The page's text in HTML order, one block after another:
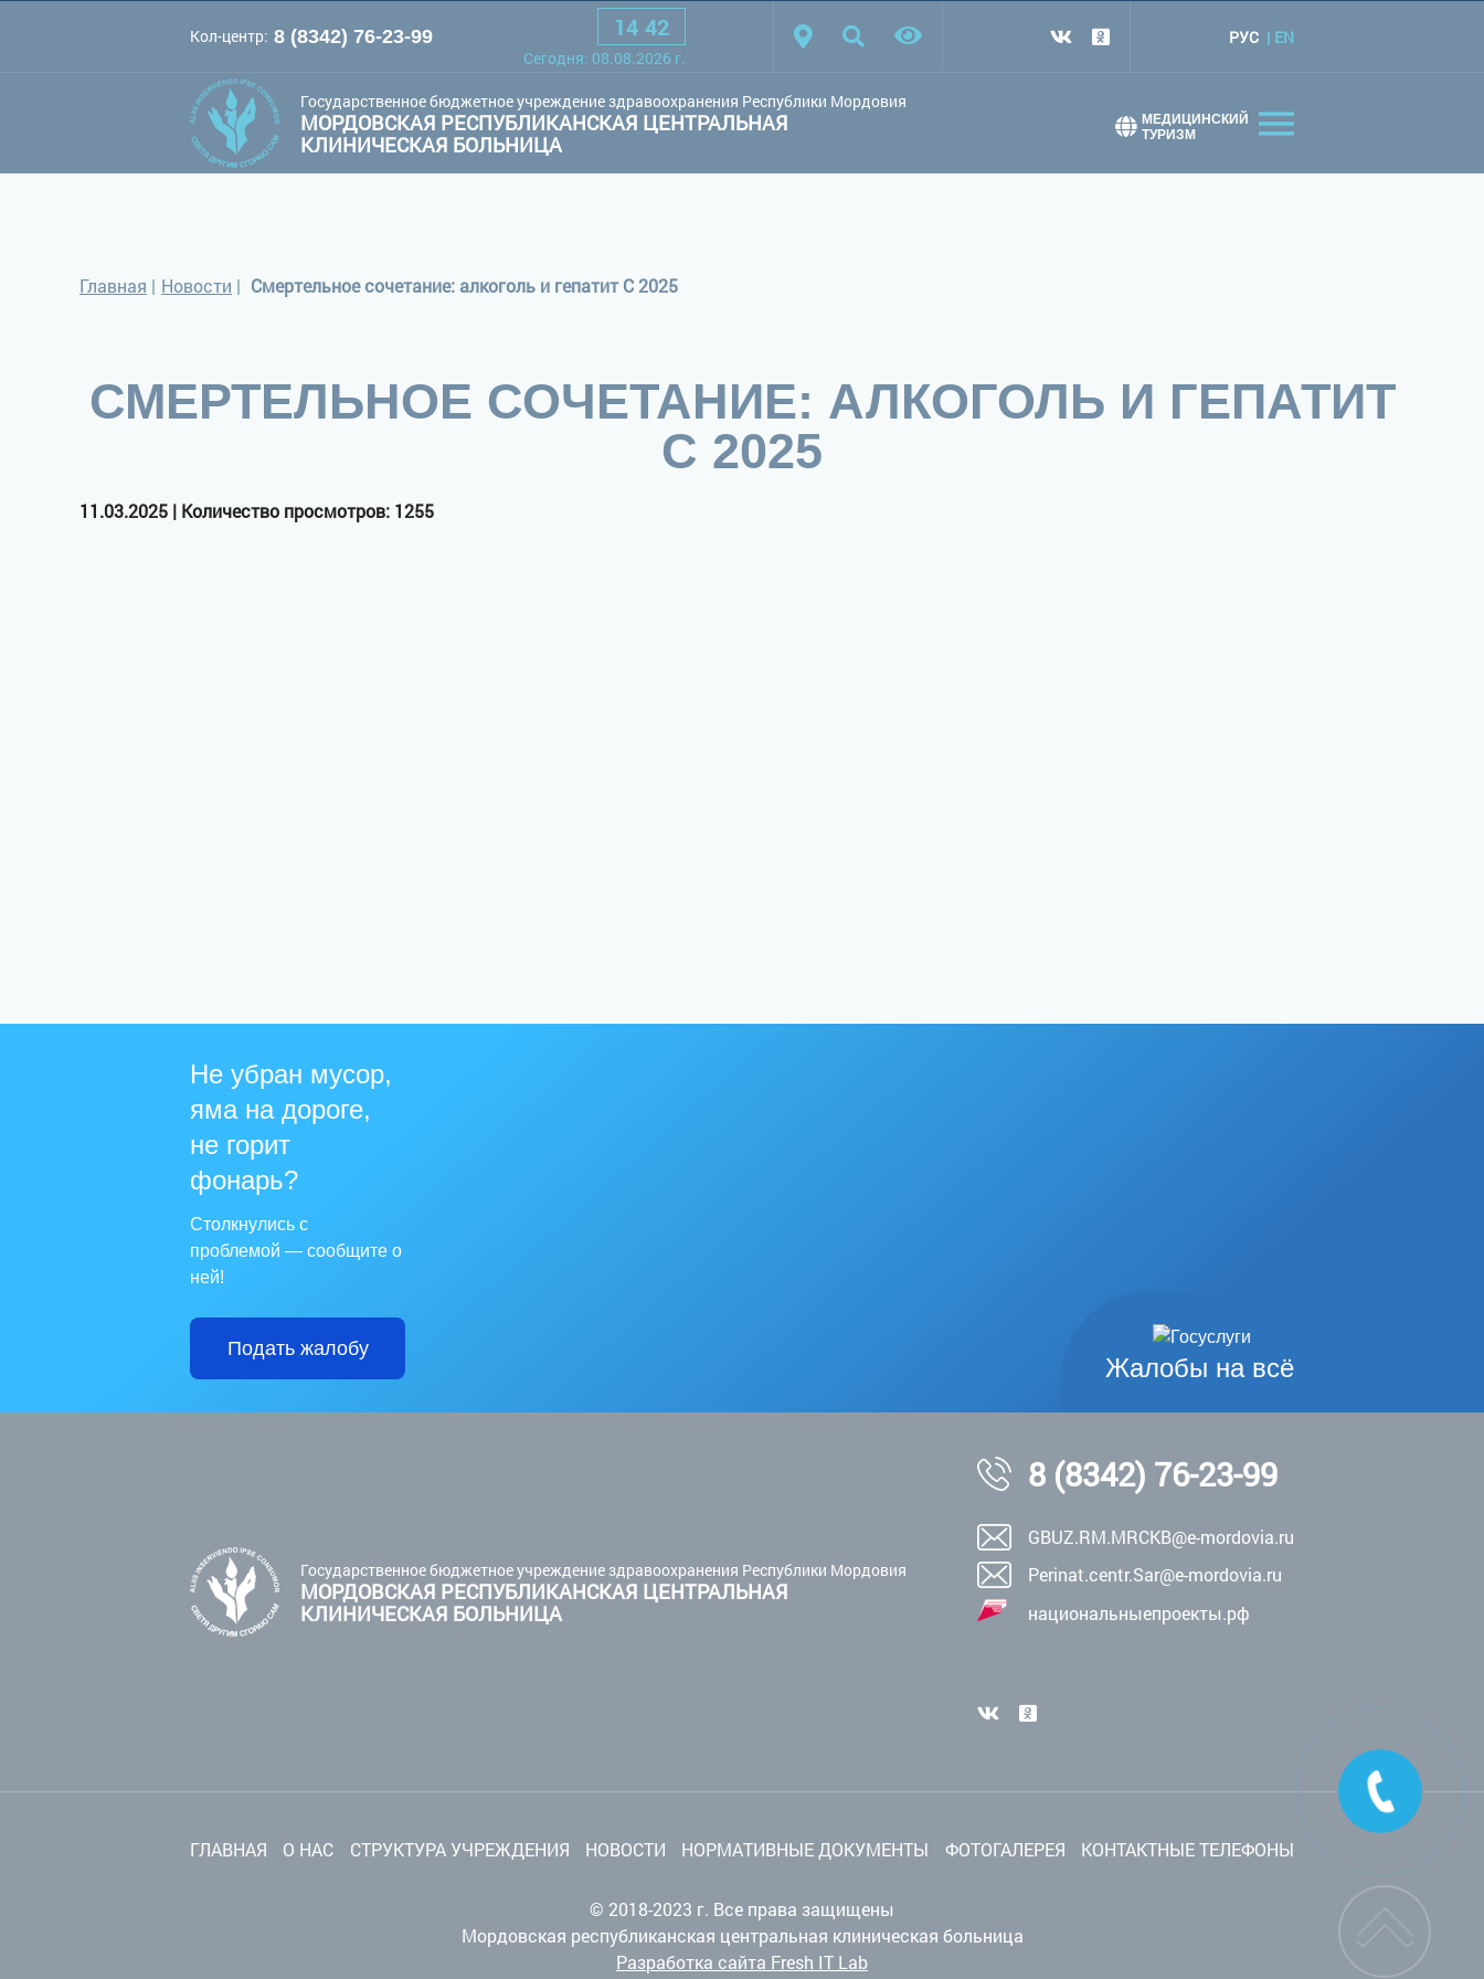
Шрифт: A A A Белая схема Черная схема Обычный сайт
Кол-центр: 8 (8342) 76-23-99 14 42
Cегодня: 08.08.2026 г.
РУС EN
Государственное бюджетное учреждение здравоохранения Республики Мордовия
МОРДОВСКАЯ РЕСПУБЛИКАНСКАЯ ЦЕНТРАЛЬНАЯ
КЛИНИЧЕСКАЯ БОЛЬНИЦА
МЕДИЦИНСКИЙ
ТУРИЗМ
Главная | Новости | Смертельное сочетание: алкоголь и гепатит С 2025
СМЕРТЕЛЬНОЕ СОЧЕТАНИЕ: АЛКОГОЛЬ И ГЕПАТИТ
С 2025
11.03.2025 | Количество просмотров: 1255
Жалобы на всё
Не убран мусор,
яма на дороге,
не горит
фонарь?
Столкнулись с
проблемой — сообщите о
ней!
Подать жалобу
Государственное бюджетное учреждение здравоохранения Республики Мордовия
МОРДОВСКАЯ РЕСПУБЛИКАНСКАЯ ЦЕНТРАЛЬНАЯ
КЛИНИЧЕСКАЯ БОЛЬНИЦА
8 (8342) 76-23-99
GBUZ.RM.MRCKB@e-mordovia.ru
Perinat.centr.Sar@e-mordovia.ru
национальныепроекты.рф
ГЛАВНАЯ О НАС СТРУКТУРА УЧРЕЖДЕНИЯ НОВОСТИ НОРМАТИВНЫЕ ДОКУМЕНТЫ ФОТОГАЛЕРЕЯ КОНТАКТНЫЕ ТЕЛЕФОНЫ
© 2018-2023 г. Все права защищены
Мордовская республиканская центральная клиническая больница
Разработка сайта Fresh IT Lab